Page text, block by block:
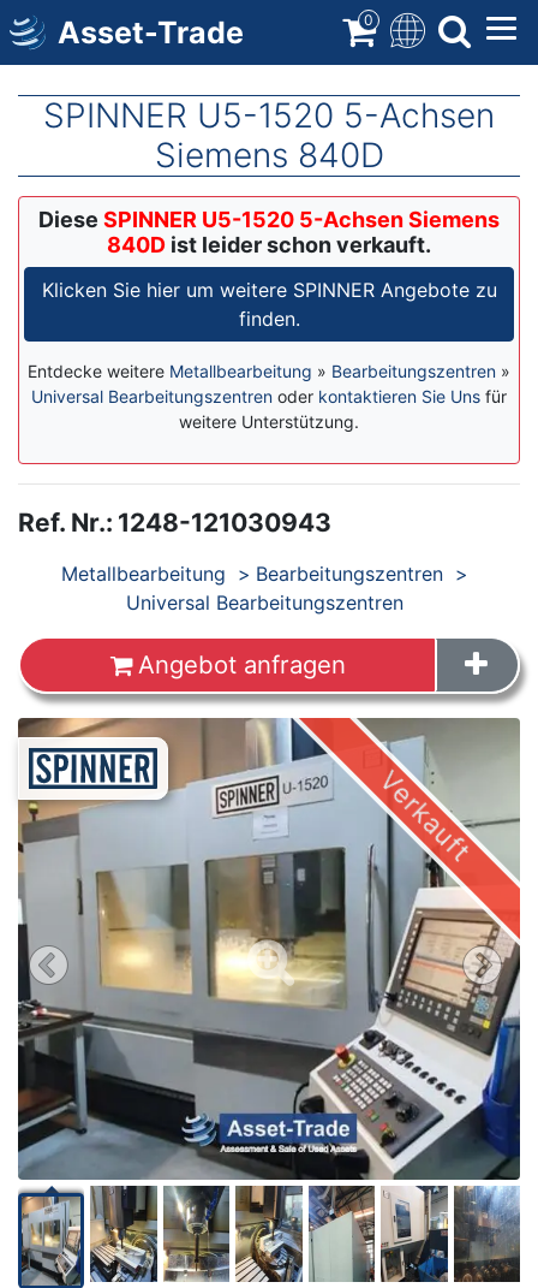
Direkt
zum
Inhalt
Asset-Trade 0
SPINNER U5-1520 5-Achsen
Siemens 840D
Diese SPINNER U5-1520 5-Achsen Siemens
840D ist leider schon verkauft.
Klicken Sie hier um weitere SPINNER Angebote zu
finden.
Entdecke weitere Metallbearbeitung » Bearbeitungszentren »
Universal Bearbeitungszentren oder kontaktieren Sie Uns für
weitere Unterstützung.
Ref. Nr.: 1248-121030943
ProdukteMetallbearbeitung
Bearbeitungszentren
Universal Bearbeitungszentren
Angebot anfragen
Verkauft